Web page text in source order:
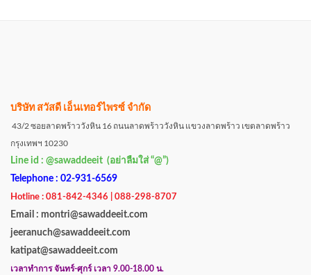
บริษัท สวัสดี เอ็นเทอร์ไพรซ์ จำกัด
43/2 ซอยลาดพร้าววังหิน 16 ถนนลาดพร้าววังหิน แขวงลาดพร้าว เขตลาดพร้าว
กรุงเทพฯ 10230
Line id : @sawaddeeit (อย่าลืมใส่ “@”)
Telephone : 02-931-6569
Hotline : 081-842-4346 | 088-298-8707
Email : montri@sawaddeeit.com
jeeranuch@sawaddeeit.com
katipat@sawaddeeit.com
เวลาทำการ จันทร์-ศุกร์ เวลา 9.00-18.00 น.